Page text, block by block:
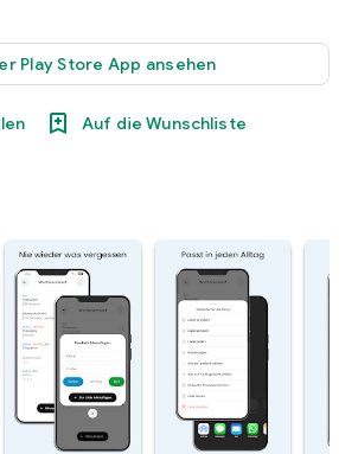
Play Store App ansehen
Auf die Wunschliste